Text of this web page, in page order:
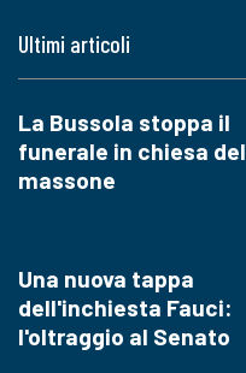
Ultimi articoli
La Bussola stoppa il
funerale in chiesa del
massone
Una nuova tappa
dell'inchiesta Fauci:
l'oltraggio al Senato